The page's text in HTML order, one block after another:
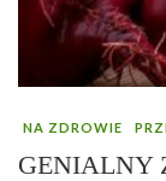
NA ZDROWIE
GENIALNY